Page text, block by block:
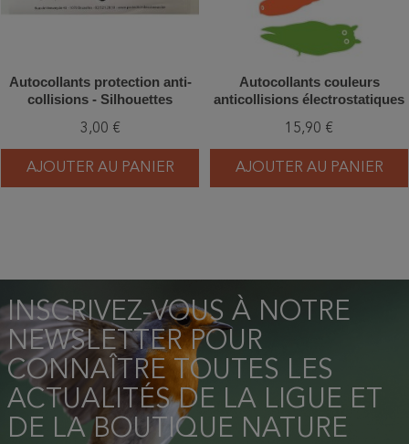
Autocollants protection anti-
collisions - Silhouettes
3,00 €
AJOUTER AU PANIER
Autocollants couleurs
anticollisions électrostatiques
15,90 €
AJOUTER AU PANIER
INSCRIVEZ-VOUS À NOTRE
NEWSLETTER POUR
CONNAÎTRE TOUTES LES
ACTUALITÉS DE LA LIGUE ET
DE LA BOUTIQUE NATURE